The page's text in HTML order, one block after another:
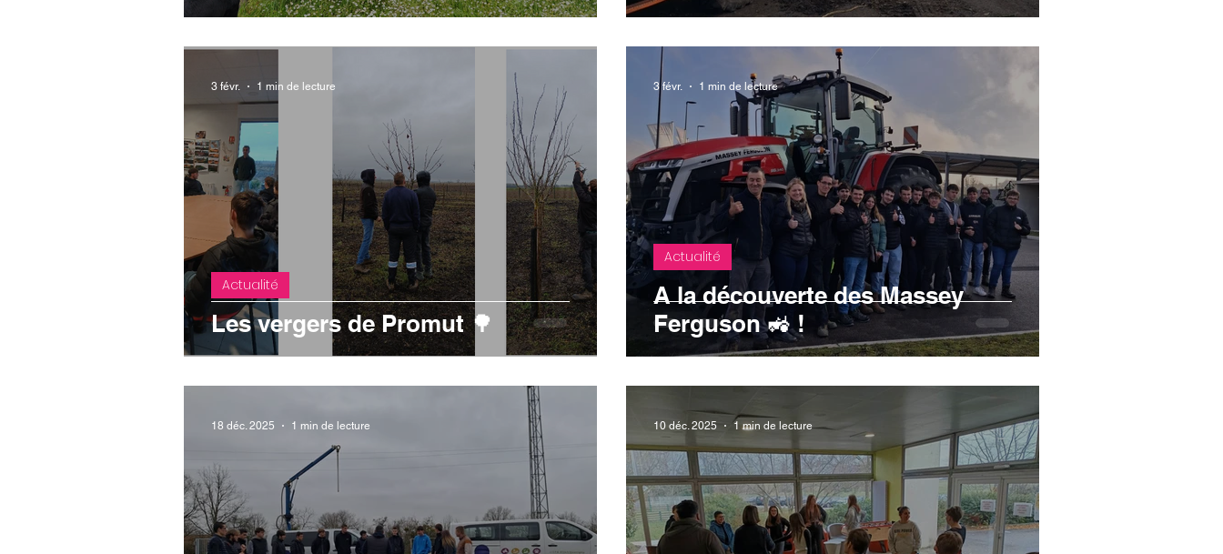
Les vergers de Promut 🌳
Actualité
3 févr. 1 min de lecture
A la découverte des Massey
Ferguson 🚜 !
Actualité
3 févr. 1 min de lecture
18 déc. 2025 1 min de lecture 10 déc. 2025 1 min de lecture